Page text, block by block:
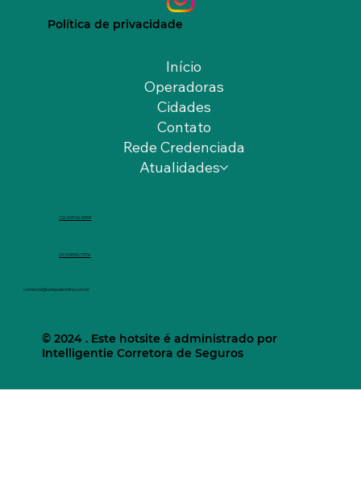
Política de privacidade
Início
Operadoras
Cidades
Contato
Rede Credenciada
Atualidades
(12) 9.9740-6958
(11) 9.9553-7374
comercial@unisaudeonline.com.br
© 2024 . Este hotsite é administrado por
Intelligentie Corretora de Seguros